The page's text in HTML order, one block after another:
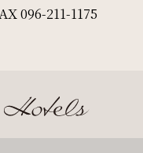
プ096-211-1175